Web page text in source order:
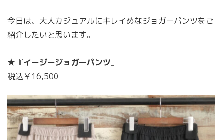
今日は、大人カジュアルにキレイめなジョガーパンツをご
紹介したいと思います。
★『イージージョガーパンツ』
税込￥16,500